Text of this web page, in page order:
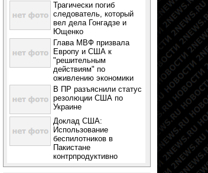
Трагически погиб
следователь, который
вел дела Гонгадзе и
Ющенко
Глава МВФ призвала
Европу и США к
"решительным
действиям" по
оживлению экономики
В ПР разъяснили статус
резолюции США по
Украине
Доклад США:
Использование
беспилотников в
Пакистане
контрпродуктивно